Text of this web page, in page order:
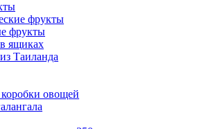
фрукты
фрукты
ящиках
Таиланда
овощей